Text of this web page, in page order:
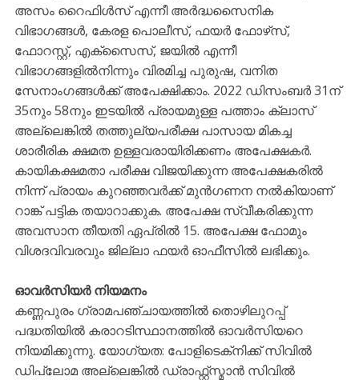
അസം റൈഫിൾസ് എന്നീ അർദ്ധസൈനിക
വിഭാഗങ്ങൾ, കേരള പൊലീസ്, ഫയർ ഫോഴ്‌സ്,
ഫോറസ്റ്റ്, എക്‌സൈസ്, ജയിൽ എന്നീ
വിഭാഗങ്ങളിൽനിന്നും വിരമിച്ച പുരുഷ, വനിത
സേനാംഗങ്ങൾക്ക് അപേക്ഷിക്കാം. 2022 ഡിസംബർ 31ന്
35നും 58നും ഇടയിൽ പ്രായമുള്ള പത്താം ക്ലാസ്
അല്ലെങ്കിൽ തത്തുല്യപരീക്ഷ പാസായ മികച്ച
ശാരീരിക ക്ഷമത ഉള്ളവരായിരിക്കണം അപേക്ഷകർ.
കായികക്ഷമതാ പരീക്ഷ വിജയിക്കുന്ന അപേക്ഷകരിൽ
നിന്ന് പ്രായം കുറഞ്ഞവർക്ക് മുൻഗണന നൽകിയാണ്
റാങ്ക് പട്ടിക തയാറാക്കുക. അപേക്ഷ സ്വീകരിക്കുന്ന
അവസാന തീയതി ഏപ്രിൽ 15. അപേക്ഷ ഫോമും
വിശദവിവരവും ജില്ലാ ഫയർ ഓഫീസിൽ ലഭിക്കും.
ഓവര്‍സിയര്‍ നിയമനം
കണ്ണപുരം ഗ്രാമപഞ്ചായത്തില്‍ തൊഴിലുറപ്പ്
പദ്ധതിയില്‍ കരാറടിസ്ഥാനത്തില്‍ ഓവര്‍സിയറെ
നിയമിക്കുന്നു. യോഗ്യത: പോളിടെക്‌നിക്ക് സിവില്‍
ഡിപ്ലോമ അല്ലെങ്കില്‍ ഡ്രാഫ്റ്റ്‌സ്മാന്‍ സിവില്‍